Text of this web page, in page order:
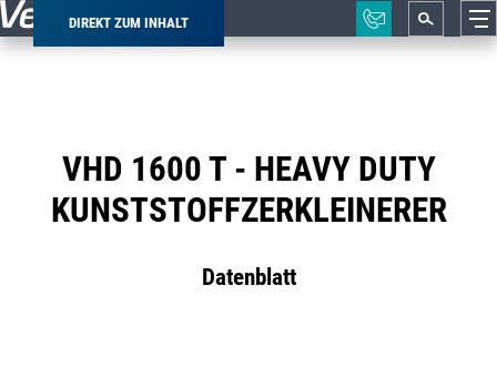
DIREKT ZUM INHALT
Pfadnavigation
VHD 1600 T - HEAVY DUTY
KUNSTSTOFFZERKLEINERER
Datenblatt